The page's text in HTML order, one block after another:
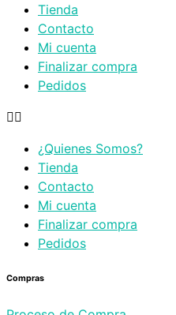
Tienda
Contacto
Mi cuenta
Finalizar compra
Pedidos
¿Quienes Somos?
Tienda
Contacto
Mi cuenta
Finalizar compra
Pedidos
Compras